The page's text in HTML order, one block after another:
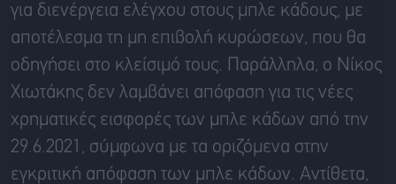
για διενέργεια ελέγχου στους μπλε κάδους, με
αποτέλεσμα τη μη επιβολή κυρώσεων, που θα
οδηγήσει στο κλείσιμό τους. Παράλληλα, ο Νίκος
Χιωτάκης δεν λαμβάνει απόφαση για τις νέες
χρηματικές εισφορές των μπλε κάδων από την
29.6.2021, σύμφωνα με τα οριζόμενα στην
εγκριτική απόφαση των μπλε κάδων. Αντίθετα,